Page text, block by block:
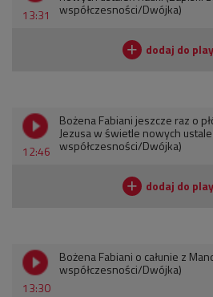
13:31 współczesności/Dwójka)
12:46
Bożena Fabiani jeszcze raz o
Jezusa w świetle nowych
współczesności/Dwójka)
13:30
Bożena Fabiani o całunie z
współczesności/Dwójka)